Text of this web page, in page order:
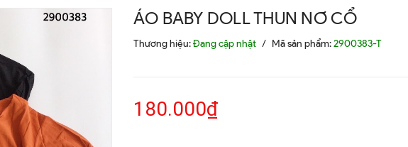
ÁO BABY DOLL THUN NƠ CỔ
Thương hiệu:Đang cập nhật / Mã sản phẩm:2900383-T
180.000₫